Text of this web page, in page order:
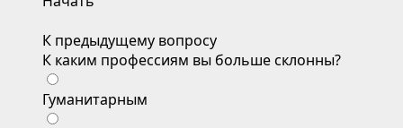
К предыдущему вопросу
К каким профессиям вы больше склонны?
Гуманитарным